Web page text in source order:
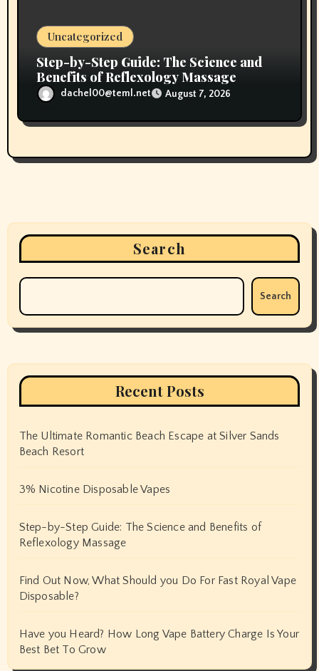
Uncategorized
Step-by-Step Guide: The Science and
Benefits of Reflexology Massage
dachel00@teml.net August 7, 2026
Search
Search
Recent Posts
The Ultimate Romantic Beach Escape at Silver Sands
Beach Resort
3% Nicotine Disposable Vapes
Step-by-Step Guide: The Science and Benefits of
Reflexology Massage
Find Out Now, What Should you Do For Fast Royal Vape
Disposable?
Have you Heard? How Long Vape Battery Charge Is Your
Best Bet To Grow